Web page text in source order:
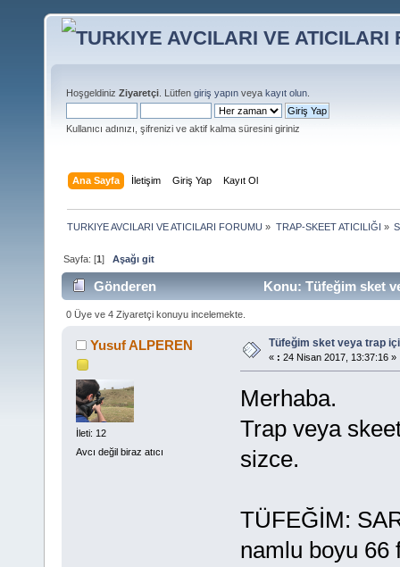
Hoşgeldiniz Ziyaretçi . Lütfen giriş yapın veya kayıt olun
Kullanıcı adınızı, şifrenizi ve aktif kalma süresini giriniz
Ana Sayfa İletişim Giriş Yap Kayıt Ol
TURKIYE AVCILARI VE ATICILARI FORUMU » TRAP-SKEET ATICILIĞI »
Sayfa: [1]Aşağı git
Gönderen Konu: Tüfeğim sket
0 Üye ve 4 Ziyaretçi konuyu incelemekte.
Yusuf ALPEREN
İleti: 12
Avcı değil biraz atıcı
Tüfeğim sket veya trap
« : 24 Nisan 2017, 13:37:16 »
Merhaba.
Trap veya
sizce.
TÜFEĞİM:
namlu boyu 66